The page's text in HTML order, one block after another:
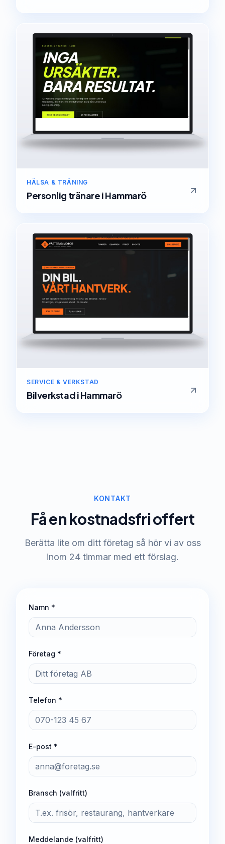
HÄLSA & TRÄNING
Personlig tränareiHammarö
SERVICE & VERKSTAD
BilverkstadiHammarö
KONTAKT
Få en kostnadsfri offert
Berätta lite om ditt företag så hör vi av oss
inom 24 timmar med ett förslag.
Namn *
Företag *
Telefon *
E-post *
Bransch (valfritt)
Meddelande (valfritt)